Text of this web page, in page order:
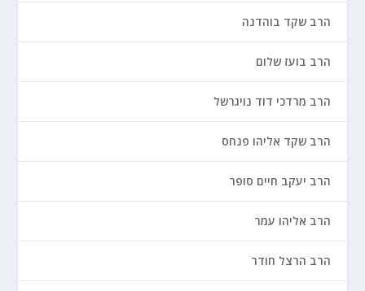
הרב שקד בוהדנה
הרב בועז שלום
הרב מרדכי דוד נויגרשל
הרב שקד אליהו פנחס
הרב יעקב חיים סופר
הרב אליהו עמר
הרב הרצל חודר